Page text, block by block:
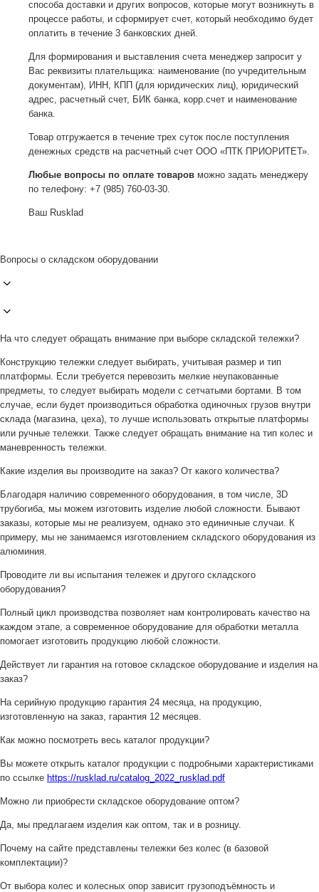
способа доставки и других вопросов, которые могут возникнуть в
процессе работы, и сформирует счет, который необходимо будет
оплатить в течение 3 банковских дней.
Для формирования и выставления счета менеджер запросит у
Вас реквизиты плательщика: наименование (по учредительным
документам), ИНН, КПП (для юридических лиц), юридический
адрес, расчетный счет, БИК банка, корр.счет и наименование
банка.
Товар отгружается в течение трех суток после поступления
денежных средств на расчетный счет ООО «ПТК ПРИОРИТЕТ».
Любые вопросы по оплате товаров можно задать менеджеру
по телефону: +7 (985) 760-03-30.
Ваш Rusklad
Вопросы о складском оборудовании
На что следует обращать внимание при выборе складской тележки?
Конструкцию тележки следует выбирать, учитывая размер и тип
платформы. Если требуется перевозить мелкие неупакованные
предметы, то следует выбирать модели с сетчатыми бортами. В том
случае, если будет производиться обработка одиночных грузов внутри
склада (магазина, цеха), то лучше использовать открытые платформы
или ручные тележки. Также следует обращать внимание на тип колес и
маневренность тележки.
Какие изделия вы производите на заказ? От какого количества?
Благодаря наличию современного оборудования, в том числе, 3D
трубогиба, мы можем изготовить изделие любой сложности. Бывают
заказы, которые мы не реализуем, однако это единичные случаи. К
примеру, мы не занимаемся изготовлением складского оборудования из
алюминия.
Проводите ли вы испытания тележек и другого складского
оборудования?
Полный цикл производства позволяет нам контролировать качество на
каждом этапе, а современное оборудование для обработки металла
помогает изготовить продукцию любой сложности.
Действует ли гарантия на готовое складское оборудование и изделия на
заказ?
На серийную продукцию гарантия 24 месяца, на продукцию,
изготовленную на заказ, гарантия 12 месяцев.
Как можно посмотреть весь каталог продукции?
Вы можете открыть каталог продукции с подробными характеристиками
по ссылке https://rusklad.ru/catalog_2022_rusklad.pdf
Можно ли приобрести складское оборудование оптом?
Да, мы предлагаем изделия как оптом, так и в розницу.
Почему на сайте представлены тележки без колес (в базовой
комплектации)?
От выбора колес и колесных опор зависит грузоподъёмность и